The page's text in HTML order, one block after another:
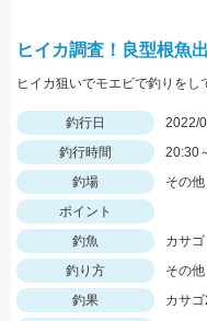
ヒイカ調査！良型根魚
ヒイカ狙いでモエビで釣りをし
釣行日
2022/
釣行時間
20:30
釣場
その他
ポイント
釣魚
カサゴ
釣り方
その他
釣果
カサ